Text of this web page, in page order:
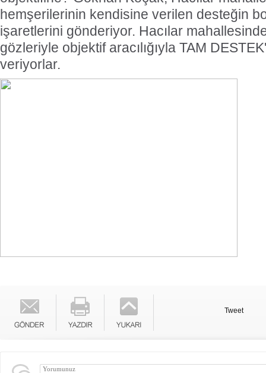
hemşerilerinin kendisine verilen desteğin
işaretlerini gönderiyor. Hacılar
gözleriyle objektif aracılığıyla TAM
veriyorlar.
Tweet